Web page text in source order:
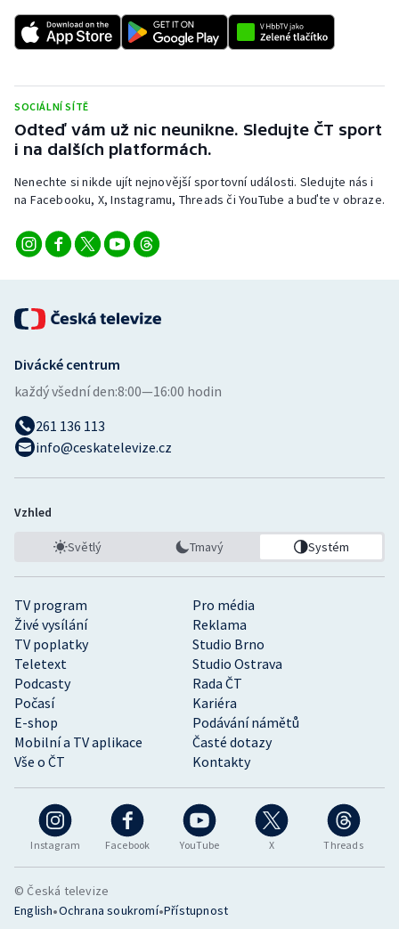
Rychlostní kanoistika
Sportovní střelba
Stolní tenis
Triatlon
Veslování
Volejbal
Ostatní
SOCIÁLNÍ SÍTĚ
Odteď vám už nic neunikne. Sledujte ČT sport
i na dalších platformách.
Nenechte si nikde ujít nejnovější sportovní události. Sledujte nás i
na Facebooku, X, Instagramu, Threads či YouTube a buďte v obraze.
Instagram Facebook YouTube X Threads
TV program
Pro média
Živé vysílání
Reklama
TV poplatky
Studio Brno
Teletext
Studio Ostrava
Podcasty
Rada ČT
Počasí
Kariéra
E-shop
Podávání námětů
Mobilní a TV aplikace
Časté dotazy
Vše o ČT
Kontakty
Divácké centrum
každý všední den:8:00—16:00 hodin
261 136 113
info@ceskatelevize.cz
Vzhled
Světlý Tmavý Systém
© Česká televize
English•Ochrana soukromí•Přístupnost